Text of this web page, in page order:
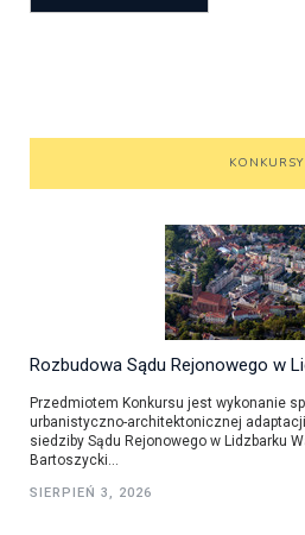
KONKURSY
Rozbudowa Sądu Rejonowego w
Przedmiotem Konkursu jest wykonanie
urbanistyczno-architektonicznej
siedziby Sądu Rejonowego w Lidzbarku
Bartoszycki...
SIERPIEŃ 3, 2026